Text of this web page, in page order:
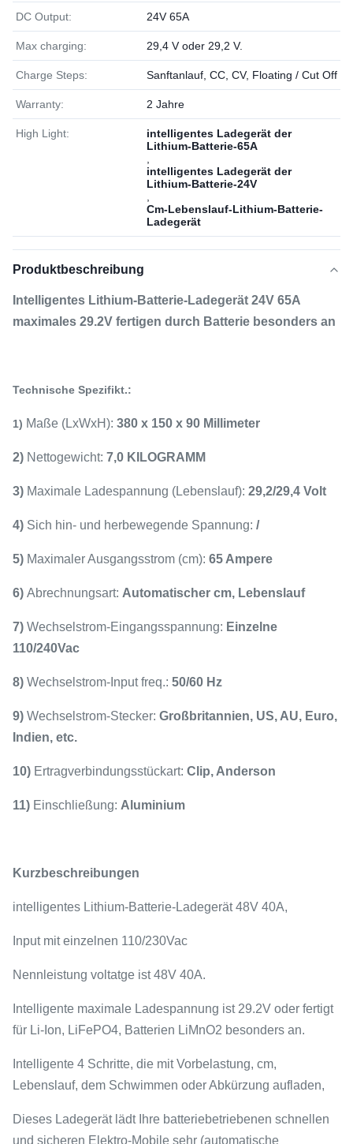
DC Output: 24V 65A
Max charging: 29,4 V oder 29,2 V.
Charge Steps: Sanftanlauf, CC, CV, Floating / Cut Off
Warranty: 2 Jahre
High Light:
intelligentes Ladegerät der
Lithium-Batterie-65A
intelligentes Ladegerät der
Lithium-Batterie-24V
Cm-Lebenslauf-Lithium-Batterie-
Ladegerät
Produktbeschreibung
Intelligentes Lithium-Batterie-Ladegerät 24V 65A
maximales 29.2V fertigen durch Batterie besonders an
Technische Spezifikt.:
1) Maße (LxWxH): 380 x 150 x 90 Millimeter
2) Nettogewicht: 7,0 KILOGRAMM
3) Maximale Ladespannung (Lebenslauf): 29,2/29,4 Volt
4) Sich hin- und herbewegende Spannung: /
5) Maximaler Ausgangsstrom (cm): 65 Ampere
6) Abrechnungsart: Automatischer cm, Lebenslauf
7) Wechselstrom-Eingangsspannung: Einzelne
110/240Vac
8) Wechselstrom-Input freq.: 50/60 Hz
9) Wechselstrom-Stecker: Großbritannien, US, AU, Euro,
Indien, etc.
10) Ertragverbindungsstückart: Clip, Anderson
11) Einschließung: Aluminium
Kurzbeschreibungen
intelligentes Lithium-Batterie-Ladegerät 48V 40A,
Input mit einzelnen 110/230Vac
Nennleistung voltatge ist 48V 40A.
Intelligente maximale Ladespannung ist 29.2V oder fertigt
für Li-Ion, LiFePO4, Batterien LiMnO2 besonders an.
Intelligente 4 Schritte, die mit Vorbelastung, cm,
Lebenslauf, dem Schwimmen oder Abkürzung aufladen,
Dieses Ladegerät lädt Ihre batteriebetriebenen schnellen
und sicheren Elektro-Mobile sehr (automatische